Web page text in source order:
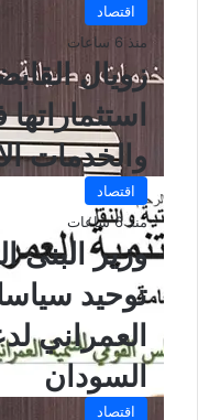
اقتصاد
منذ 6 ساعات
زويال
والخدمات
اقتصاد
منذ 6 ساعات
وزير البنى
توحيد
العمراني
السودان
اقتصاد